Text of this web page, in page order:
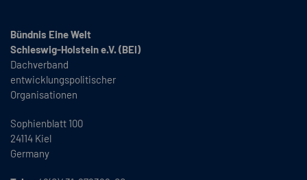
Bündnis Eine Welt
Schleswig-Holstein e.V. (BEI)
Dachverband
entwicklungspolitischer
Organisationen
Sophienblatt 100
24114 Kiel
Germany